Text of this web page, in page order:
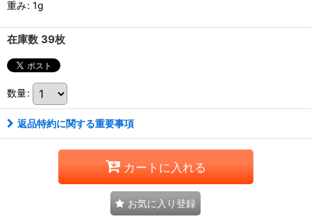
重み: 1g
在庫数 39枚
数量:
返品特約に関する重要事項
カートに入れる
お気に入り登録